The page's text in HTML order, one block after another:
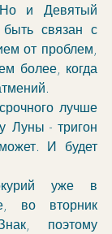
и Девятый
связан с
от проблем,
более, когда
лучше
Луны - тригон
И будет
уже в
во вторник
поэтому